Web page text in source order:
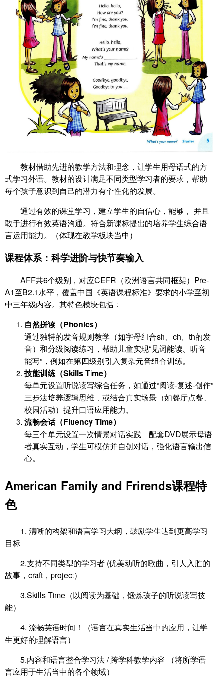
教材借助先进的教学方法和理念，让学生用母语式的方
式学习外语。教材的设计满足不同类型学习者的要求，帮助
每个孩子意识到自己的潜力有个性化的发展。
通过有效的课堂学习，建立学生的自信心，能够， 并且
敢于进行有效英语沟通。符合新课标提出的培养学生综合语
言运用能力。（体现在教学板块当中）
课程体系：科学进阶与快节奏输入
AFF共6个级别，对应CEFR（欧洲语言共同框架）Pre-
A1至B2.1水平，覆盖中国《英语课程标准》要求的小学至初
中三年级内容。其特色模块包括：
自然拼读（Phonics）
通过独特的发音规则教学（如字母组合sh、ch、th的发
音）和分级阅读练习，帮助儿童实现“见词能读、听音
能写”，例如在第四级别引入复杂元音组合训练。
技能训练（Skills Time）
每单元设置听说读写综合任务，如通过“阅读-复述-创作”
三步法培养逻辑思维，或结合真实场景（如餐厅点餐、
校园活动）提升口语应用能力。
流畅会话（Fluency Time）
每三个单元设置一次情景对话实践，配套DVD展示母语
者真实互动，学生可模仿并自创对话，强化语言输出信
心。
American Family and Frirends课程特
色
1. 清晰的构架和语言学习大纲，鼓励学生达到更高学习
目标
2.支持不同类型的学习者 (优美动听的歌曲，引人入胜的
故事，craft，project）
3.Skills Time（以阅读为基础，锻炼孩子的听说读写技
能）
4. 流畅英语时间！（语言在真实生活当中的应用，让学
生更好的理解语言）
5.内容和语言整合学习法 / 跨学科教学内容 （将所学语
言应用于生活当中的各个领域）